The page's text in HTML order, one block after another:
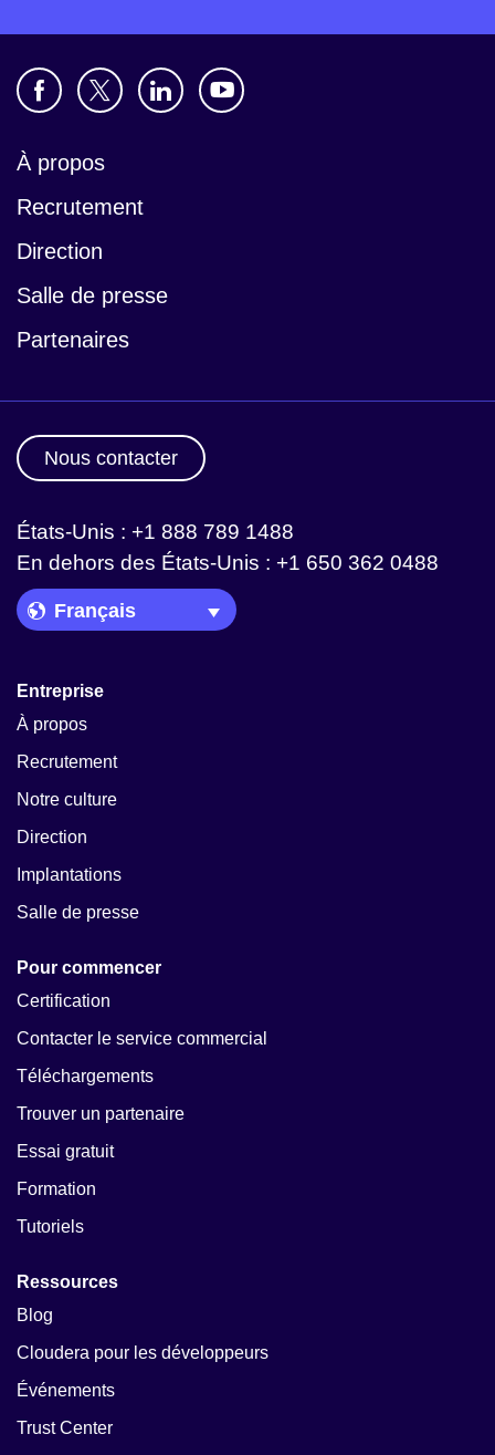
À propos
Recrutement
Direction
Salle de presse
Partenaires
Nous contacter
États-Unis : +1 888 789 1488
En dehors des États-Unis : +1 650 362 0488
Language Picker
Entreprise
À propos
Recrutement
Notre culture
Direction
Implantations
Salle de presse
Pour commencer
Certification
Contacter le service commercial
Téléchargements
Trouver un partenaire
Essai gratuit
Formation
Tutoriels
Ressources
Blog
Cloudera pour les développeurs
Événements
Trust Center